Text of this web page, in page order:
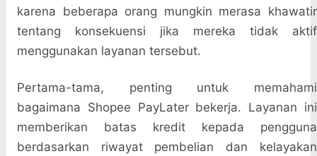
karena beberapa orang mungkin merasa khawatir
tentang konsekuensi jika mereka tidak aktif
menggunakan layanan tersebut.
Pertama-tama, penting untuk memahami
bagaimana Shopee PayLater bekerja. Layanan ini
memberikan batas kredit kepada pengguna
berdasarkan riwayat pembelian dan kelayakan